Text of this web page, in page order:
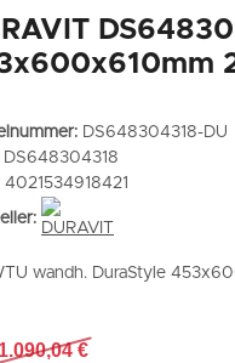
DS648304318-DU
DS648304318
4021534918421
wandh. DuraStyle
1.090,04 €